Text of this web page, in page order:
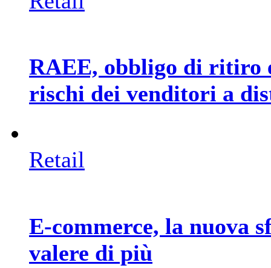
RAEE, obbligo di ritiro
rischi dei venditori a
Retail
E-commerce, la nuova
valere di più